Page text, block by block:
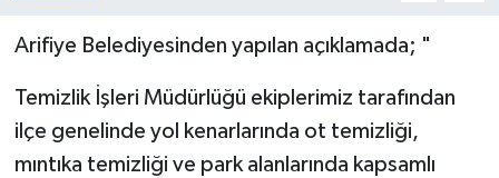
Arifiye Belediyesinden yapılan açıklamada; "
Temizlik İşleri Müdürlüğü ekiplerimiz tarafından
ilçe genelinde yol kenarlarında ot temizliği,
mıntıka temizliği ve park alanlarında kapsamlı